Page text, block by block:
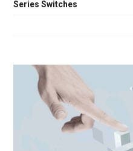
Series Switches